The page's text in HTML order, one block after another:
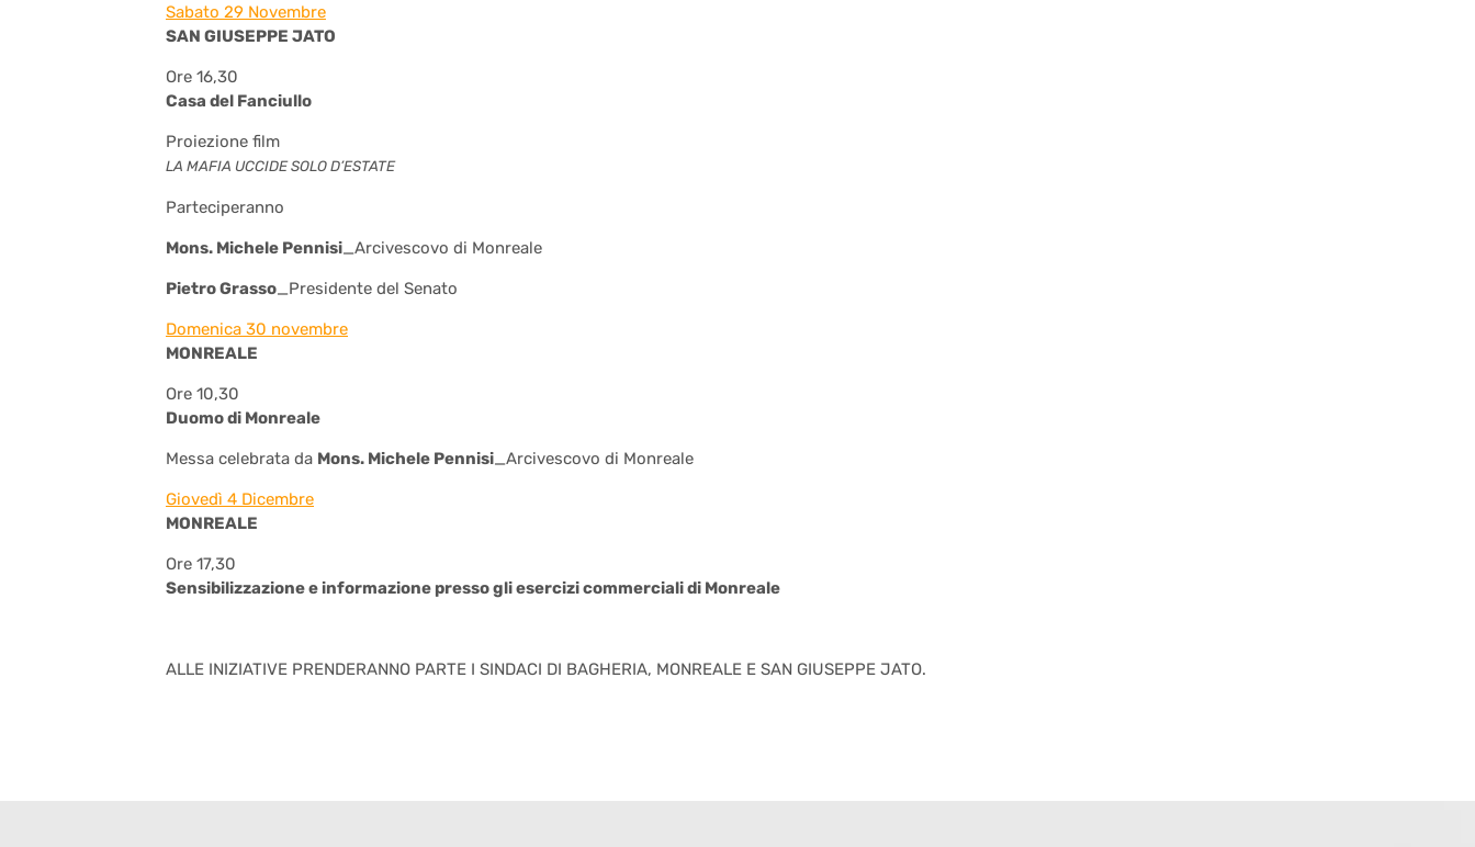
Sabato 29 Novembre
SAN GIUSEPPE JATO
Ore 16,30
Casa del Fanciullo
Proiezione film
LA MAFIA UCCIDE SOLO D’ESTATE
Parteciperanno
Mons. Michele Pennisi_Arcivescovo di Monreale
Pietro Grasso_Presidente del Senato
Domenica 30 novembre
MONREALE
Ore 10,30
Duomo di Monreale
Messa celebrata da Mons. Michele Pennisi_Arcivescovo di Monreale
Giovedì 4 Dicembre
MONREALE
Ore 17,30
Sensibilizzazione e informazione presso gli esercizi commerciali di Monreale
ALLE INIZIATIVE PRENDERANNO PARTE I SINDACI DI BAGHERIA, MONREALE E SAN GIUSEPPE JATO.